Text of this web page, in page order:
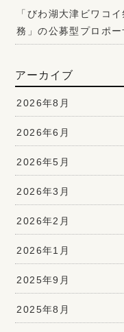
「びわ湖大津ビワコ
務」の公募型プロポー
アーカイブ
2026年8月
2026年6月
2026年5月
2026年3月
2026年2月
2026年1月
2025年9月
2025年8月